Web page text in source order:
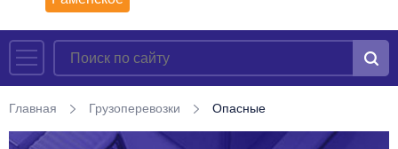
Главная Грузоперевозки Опасные